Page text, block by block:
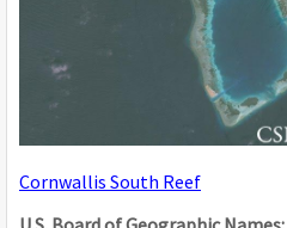
Cornwallis South Reef